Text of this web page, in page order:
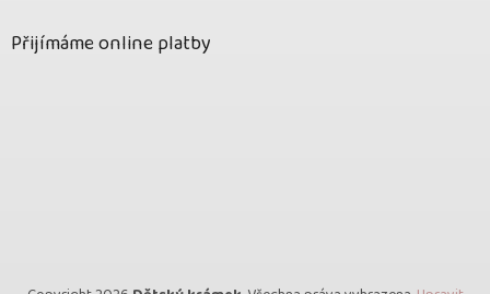
Přijímáme online platby